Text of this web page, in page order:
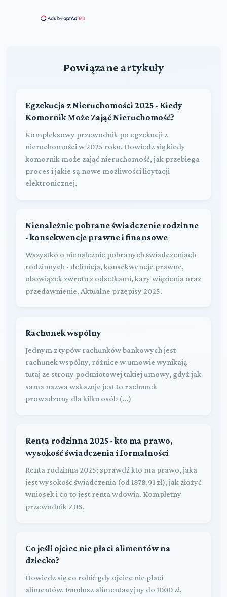
Powiązane artykuły
Egzekucja z Nieruchomości 2025 - Kiedy
Komornik Może Zająć Nieruchomość?
Kompleksowy przewodnik po egzekucji z
nieruchomości w 2025 roku. Dowiedz się kiedy
komornik może zająć nieruchomość, jak przebiega
proces i jakie są nowe możliwości licytacji
elektronicznej.
Nienależnie pobrane świadczenie rodzinne
- konsekwencje prawne i finansowe
Wszystko o nienależnie pobranych świadczeniach
rodzinnych - definicja, konsekwencje prawne,
obowiązek zwrotu z odsetkami, kary więzienia oraz
przedawnienie. Aktualne przepisy 2025.
Rachunek wspólny
Jednym z typów rachunków bankowych jest
rachunek wspólny, różnice w umowie wynikają
tutaj ze strony podmiotowej takiej umowy, gdyż jak
sama nazwa wskazuje jest to rachunek
prowadzony dla kilku osób (...)
Renta rodzinna 2025 - kto ma prawo,
wysokość świadczenia i formalności
Renta rodzinna 2025: sprawdź kto ma prawo, jaka
jest wysokość świadczenia (od 1878,91 zł), jak złożyć
wniosek i co to jest renta wdowia. Kompletny
przewodnik ZUS.
Co jeśli ojciec nie płaci alimentów na
dziecko?
Dowiedz się co robić gdy ojciec nie płaci
alimentów. Fundusz alimentacyjny do 1000 zł,